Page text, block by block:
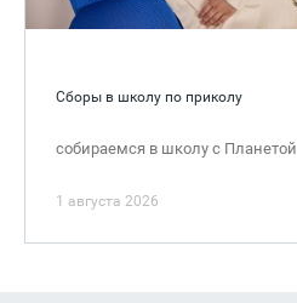
Сборы в школу по приколу
собираемся в школу с Планетой
1 августа 2026